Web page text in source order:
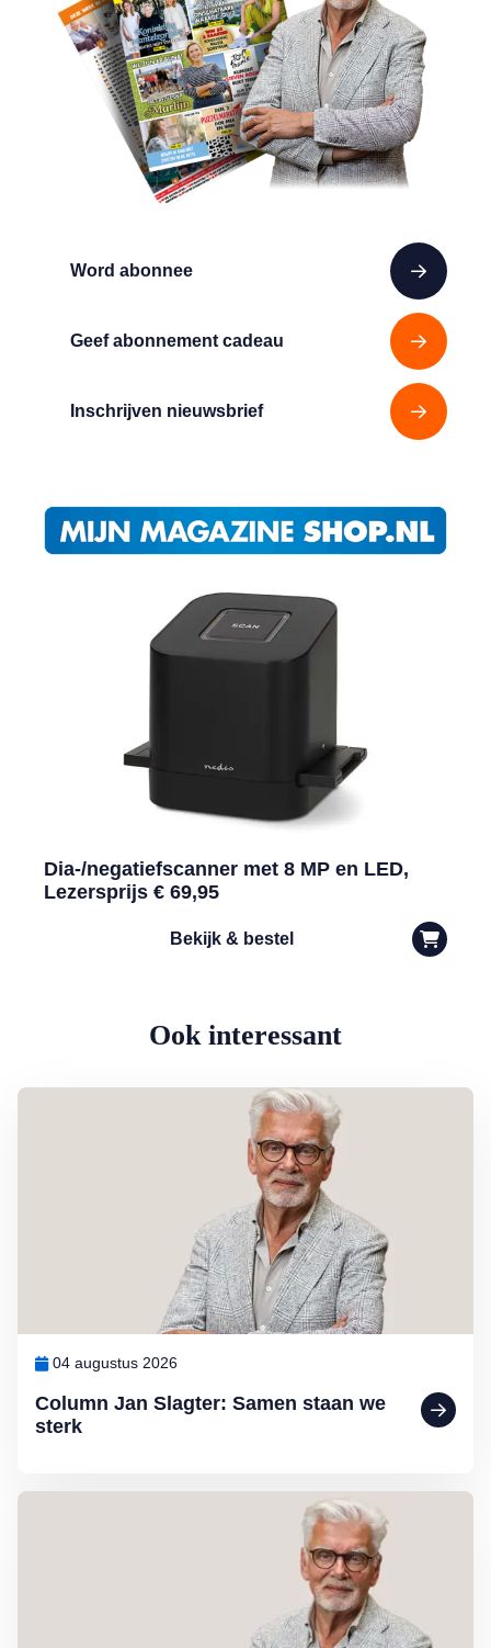
Word abonnee
Geef abonnement cadeau
Inschrijven nieuwsbrief
Dia-/negatiefscanner met 8 MP en LED,
Lezersprijs € 69,95
Bekijk & bestel
Ook interessant
Column Jan Slagter: Samen staan we
sterk
04 augustus 2026
Lees meer over Column Jan Slagter: Samen staan we sterk
Lees meer over Column Jan Slagter: Vakantie